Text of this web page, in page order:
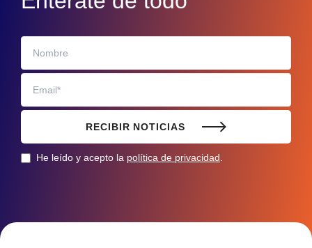
RECIBIR NOTICIAS
He leído y acepto la política de privacidad